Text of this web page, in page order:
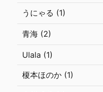
うにゃる (1)
青海 (2)
Ulala (1)
榎本ほのか (1)